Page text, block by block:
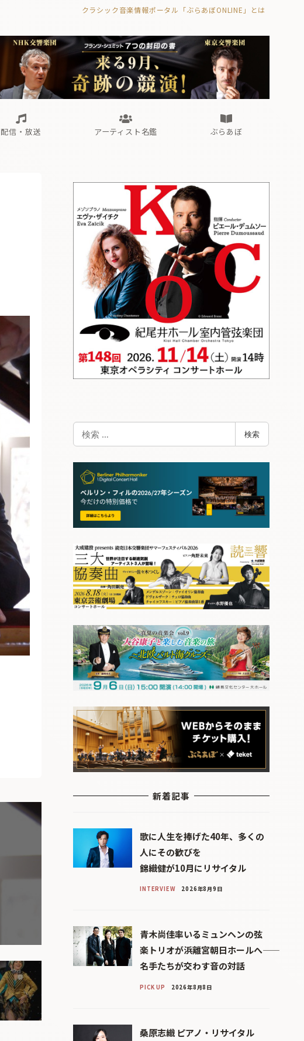
クラシック音楽情報ポータル「ぶらあぼONLINE」とは
ぶらあぼブラス！
フォルテピアノ・オデッセイ
配信・放送 アーティスト名鑑 ぶらあぼ
Aからの眺望 ぶらあぼブラス！
フォルテピアノ・オデッセイ
検
索
検索
新着記事
歌に人生を捧げた40年、多くの
人にその歓びを
錦織健が10月にリサイタル
INTERVIEW 2026年8月9日
青木尚佳率いるミュンヘンの弦
楽トリオが浜離宮朝日ホールへ――
名手たちが交わす音の対話
PICK UP 2026年8月8日
桑原志織 ピアノ・リサイタル